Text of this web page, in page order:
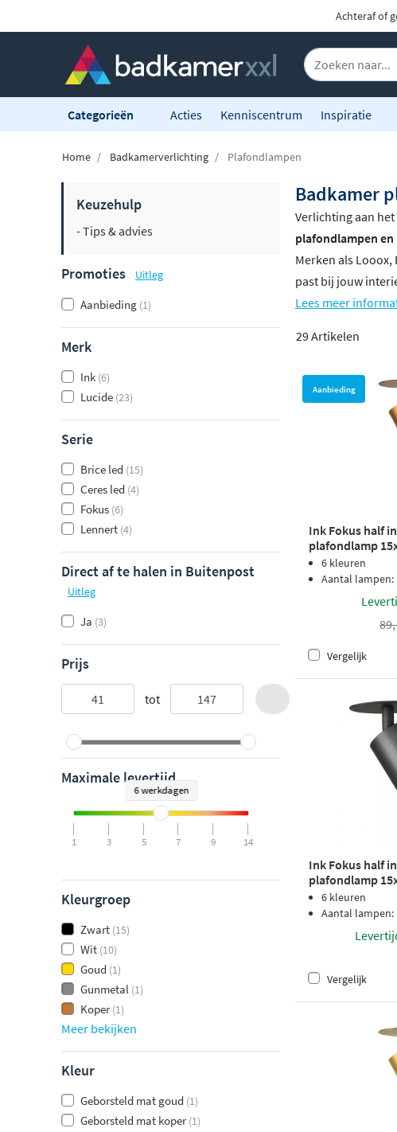
Achteraf of
Categorieën Acties Kenniscentrum Inspiratie
Home Badkamerverlichting Plafondlampen
Keuzehulp
- Tips & advies
Promoties Uitleg
Aanbieding (1)
Merk
Ink (6)
Lucide (23)
Serie
Brice led (15)
Ceres led (4)
Fokus (6)
Lennert (4)
Direct af te halen in Buitenpost
Uitleg
Ja (3)
Prijs
tot
Maximale levertijd
6 werkdagen
1 3 5 7 9 14
Kleurgroep
Zwart (15)
Wit (10)
Goud (1)
Gunmetal (1)
Koper(1)
Meer bekijken
Kleur
Geborsteld mat goud (1)
Geborsteld mat koper(1)
Badkamer
Verlichting aan
plafondlampen en
Merken als
past bij jouw
Lees meer
29 Artikelen
Aanbieding
Ink Fokus half
plafondlamp
mat koper
6 kleuren
Aantal lampen:
Vergelijk
Ink Fokus half
plafondlamp
metal black
6 kleuren
Aantal lampen:
Vergelijk